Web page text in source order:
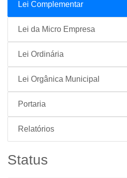
Lei Complementar
Lei da Micro Empresa
Lei Ordinária
Lei Orgânica Municipal
Portaria
Relatórios
Status